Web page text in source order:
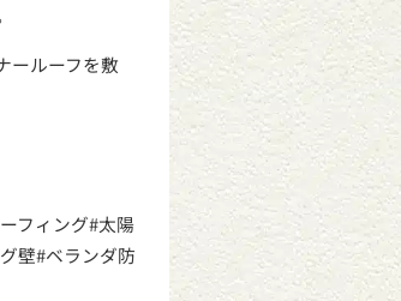
ールーフを敷
フィング#太陽
壁#ベランダ防